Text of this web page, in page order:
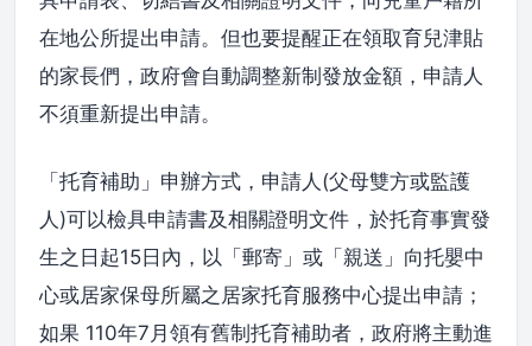
在地公所提出申請。但也要提醒正在領取育兒津貼
的家長們，政府會自動調整新制發放金額，申請人
不須重新提出申請。
「托育補助」申辦方式，申請人(父母雙方或監護
人)可以檢具申請書及相關證明文件，於托育事實發
生之日起15日內，以「郵寄」或「親送」向托嬰中
心或居家保母所屬之居家托育服務中心提出申請；
如果 110年7月領有舊制托育補助者，政府將主動進